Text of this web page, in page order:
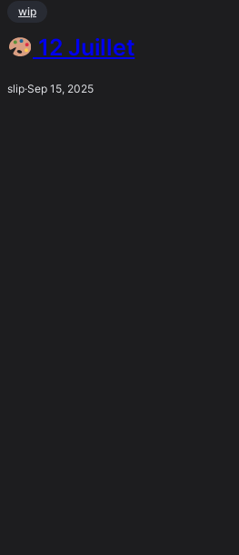
wip
12 Juillet
slip·Sep 15, 2025